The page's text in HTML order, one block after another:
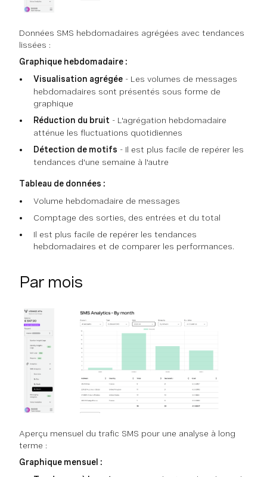
Données SMS hebdomadaires agrégées avec tendances
lissées :
Graphique hebdomadaire :
Visualisation agrégée - Les volumes de messages
hebdomadaires sont présentés sous forme de
graphique
Réduction du bruit - L'agrégation hebdomadaire
atténue les fluctuations quotidiennes
Détection de motifs - Il est plus facile de repérer les
tendances d'une semaine à l'autre
Tableau de données :
Volume hebdomadaire de messages
Comptage des sorties, des entrées et du total
Il est plus facile de repérer les tendances
hebdomadaires et de comparer les performances.
Par mois
Aperçu mensuel du trafic SMS pour une analyse à long
terme :
Graphique mensuel :